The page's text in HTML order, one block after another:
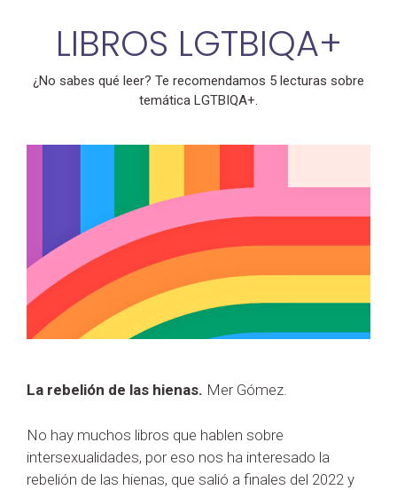
LIBROS LGTBIQA+
¿No sabes qué leer? Te recomendamos 5 lecturas sobre
temática LGTBIQA+.
La rebelión de las hienas. Mer Gómez.
No hay muchos libros que hablen sobre
intersexualidades, por eso nos ha interesado la
rebelión de las hienas, que salió a finales del 2022 y